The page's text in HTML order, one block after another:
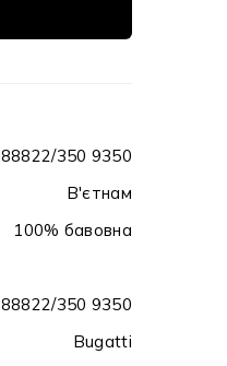
88822/350 9350
В'єтнам
100% бавовна
88822/350 9350
Bugatti